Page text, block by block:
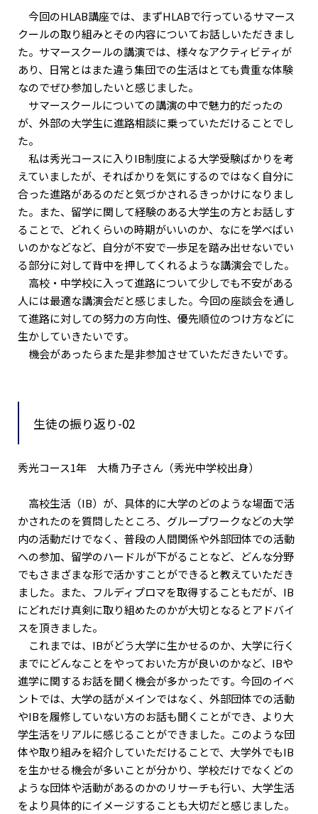
今回のHLAB講座では、まずHLABで行っているサマース
クールの取り組みとその内容についてお話しいただきまし
た。サマースクールの講演では、様々なアクティビティが
あり、日常とはまた違う集団での生活はとても貴重な体験
なのでぜひ参加したいと感じました。
サマースクールについての講演の中で魅力的だったの
が、外部の大学生に進路相談に乗っていただけることでし
た。
私は秀光コースに入りIB制度による大学受験ばかりを考
えていましたが、そればかりを気にするのではなく自分に
合った進路があるのだと気づかされるきっかけになりまし
た。また、留学に関して経験のある大学生の方とお話しす
ることで、どれくらいの時期がいいのか、なにを学べばい
いのかなどなど、自分が不安で一歩足を踏み出せないでい
る部分に対して背中を押してくれるような講演会でした。
高校・中学校に入って進路について少しでも不安がある
人には最適な講演会だと感じました。今回の座談会を通し
て進路に対しての努力の方向性、優先順位のつけ方などに
生かしていきたいです。
機会があったらまた是非参加させていただきたいです。
生徒の振り返り-02
秀光コース1年 大橋 乃子さん（秀光中学校出身）
高校生活（IB）が、具体的に大学のどのような場面で活
かされたのを質問したところ、グループワークなどの大学
内の活動だけでなく、普段の人間関係や外部団体での活動
への参加、留学のハードルが下がることなど、どんな分野
でもさまざまな形で活かすことができると教えていただき
ました。また、フルディプロマを取得することもだが、IB
にどれだけ真剣に取り組めたのかが大切となるとアドバイ
スを頂きました。
これまでは、IBがどう大学に生かせるのか、大学に行く
までにどんなことをやっておいた方が良いのかなど、IBや
進学に関するお話を聞く機会が多かったです。今回のイベ
ントでは、大学の話がメインではなく、外部団体での活動
やIBを履修していない方のお話も聞くことができ、より大
学生活をリアルに感じることができました。このような団
体や取り組みを紹介していただけることで、大学外でもIB
を生かせる機会が多いことが分かり、学校だけでなくどの
ような団体や活動があるのかのリサーチも行い、大学生活
をより具体的にイメージすることも大切だと感じました。